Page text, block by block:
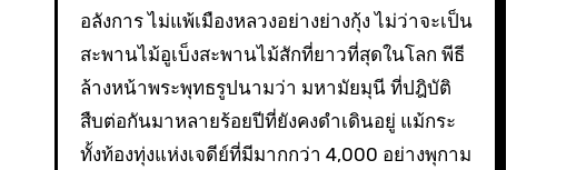
อลังการ ไม่แพ้เมืองหลวงอย่างย่างกุ้ง ไม่ว่าจะเป็น
สะพานไม้อูเบ็งสะพานไม้สักที่ยาวที่สุดในโลก พีธี
ล้างหน้าพระพุทธรูปนามว่า มหามัยมุนี ที่ปฎิบัติ
สืบต่อกันมาหลายร้อยปีที่ยังคงดําเดินอยู่ แม้กระ
ทั้งท้องทุ่งแห่งเจดีย์ที่มีมากกว่า 4,000 อย่างพุกาม